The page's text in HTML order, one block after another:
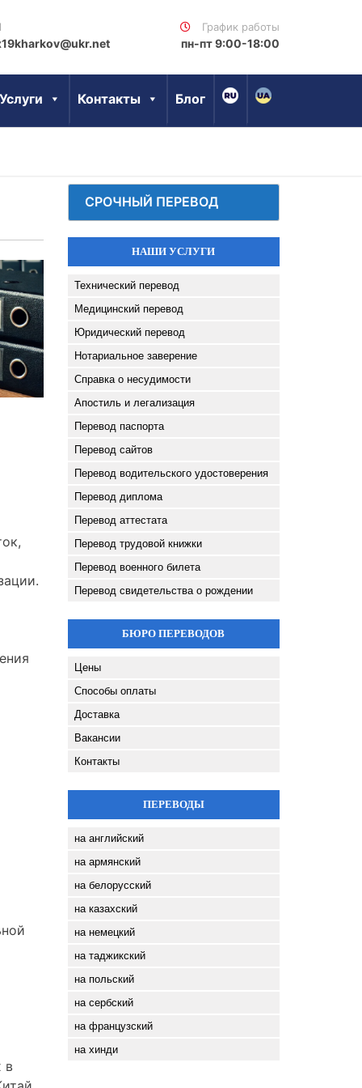
График работы
пн-пт 9:00-18:00
Услуги Контакты Блог
в
СРОЧНЫЙ ПЕРЕВОД
НАШИ УСЛУГИ
Технический перевод
Медицинский перевод
Юридический перевод
Нотариальное заверение
Справка о несудимости
Апостиль и легализация
Перевод паспорта
Перевод сайтов
Перевод водительского удостоверения
Перевод диплома
Перевод аттестата
Перевод трудовой книжки
Перевод военного билета
Перевод свидетельства о рождении
БЮРО ПЕРЕВОДОВ
Цены
Способы оплаты
Доставка
Вакансии
Контакты
ПЕРЕВОДЫ
на английский
на армянский
на белорусский
на казахский
на немецкий
на таджикский
на польский
на сербский
на французский
на хинди